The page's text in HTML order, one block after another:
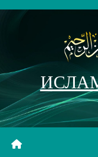
Перейти